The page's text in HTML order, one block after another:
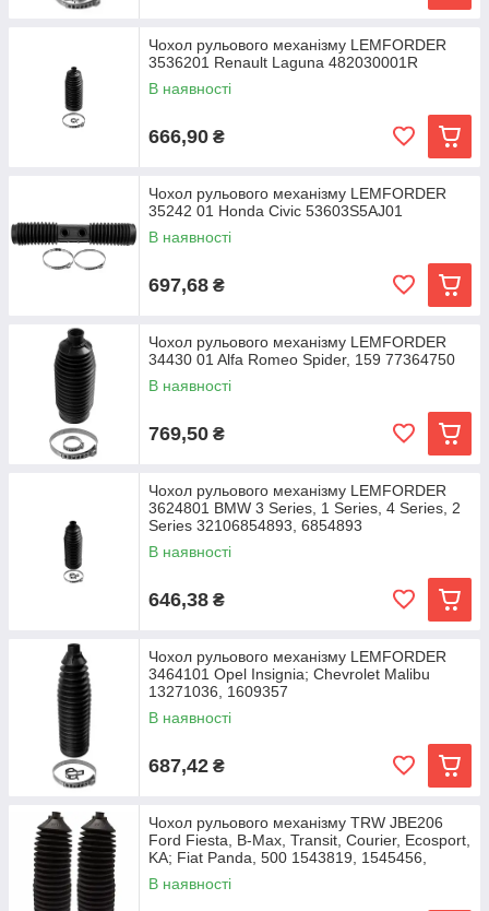
Чохол рульового механізму LEMFORDER
3536201 Renault Laguna 482030001R
В наявності
666,90 ₴
Чохол рульового механізму LEMFORDER
35242 01 Honda Civic 53603S5AJ01
В наявності
697,68 ₴
Чохол рульового механізму LEMFORDER
34430 01 Alfa Romeo Spider, 159 77364750
В наявності
769,50 ₴
Чохол рульового механізму LEMFORDER
3624801 BMW 3 Series, 1 Series, 4 Series, 2
Series 32106854893, 6854893
В наявності
646,38 ₴
Чохол рульового механізму LEMFORDER
3464101 Opel Insignia; Chevrolet Malibu
13271036, 1609357
В наявності
687,42 ₴
Чохол рульового механізму TRW JBE206
Ford Fiesta, B-Max, Transit, Courier, Ecosport,
KA; Fiat Panda, 500 1543819, 1545456,
1546265
В наявності